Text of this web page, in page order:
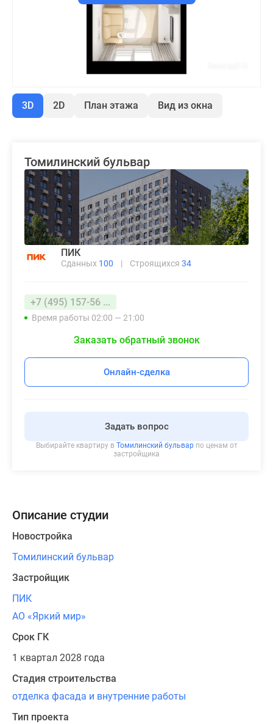
3D 2D План этажа Вид из окна
Томилинский бульвар
ПИК
Сданных 100 | Строящихся 34
+7 (495) 157-56 ...
Время работы 02:00 — 21:00
Заказать обратный звонок
Онлайн-сделка
Задать вопрос
Выбирайте квартиру в Томилинский бульварпо ценам от
застройщика
Описание студии
Новостройка
Томилинский бульвар
Застройщик
ПИК
АО «Яркий мир»
Срок ГК
1 квартал 2028 года
Стадия строительства
отделка фасада и внутренние работы
Тип проекта